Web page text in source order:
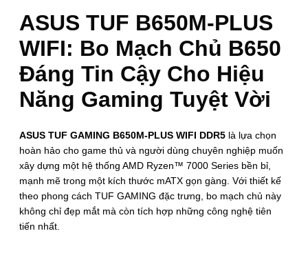
ASUS TUF B650M-PLUS
WIFI: Bo Mạch Chủ B650
Đáng Tin Cậy Cho Hiệu
Năng Gaming Tuyệt Vời
ASUS TUF GAMING B650M-PLUS WIFI DDR5 là lựa chọn
hoàn hảo cho game thủ và người dùng chuyên nghiệp muốn
xây dựng một hệ thống AMD Ryzen™ 7000 Series bền bỉ,
mạnh mẽ trong một kích thước mATX gọn gàng. Với thiết kế
theo phong cách TUF GAMING đặc trưng, bo mạch chủ này
không chỉ đẹp mắt mà còn tích hợp những công nghệ tiên
tiến nhất.